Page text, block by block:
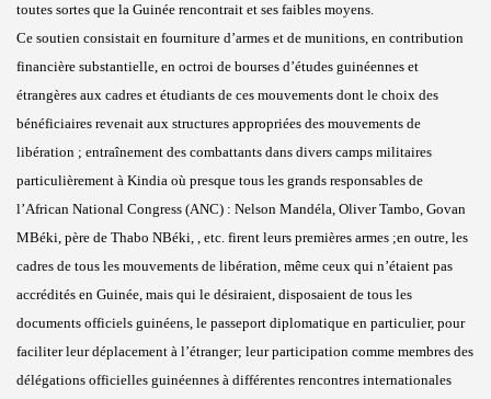
toutes sortes que la Guinée rencontrait et ses faibles moyens.
Ce soutien consistait en fourniture d’armes et de munitions, en contribution
financière substantielle, en octroi de bourses d’études guinéennes et
étrangères aux cadres et étudiants de ces mouvements dont le choix des
bénéficiaires revenait aux structures appropriées des mouvements de
libération ; entraînement des combattants dans divers camps militaires
particulièrement à Kindia où presque tous les grands responsables de
l’African National Congress (ANC) : Nelson Mandéla, Oliver Tambo, Govan
MBéki, père de Thabo NBéki, , etc. firent leurs premières armes ;en outre, les
cadres de tous les mouvements de libération, même ceux qui n’étaient pas
accrédités en Guinée, mais qui le désiraient, disposaient de tous les
documents officiels guinéens, le passeport diplomatique en particulier, pour
faciliter leur déplacement à l’étranger; leur participation comme membres des
délégations officielles guinéennes à différentes rencontres internationales